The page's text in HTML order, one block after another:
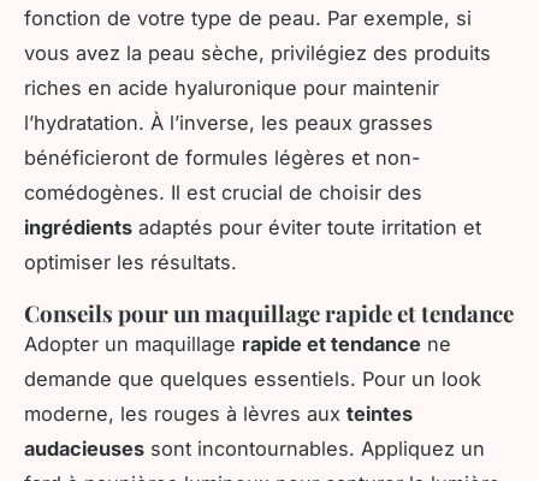
fonction de votre type de peau. Par exemple, si
vous avez la peau sèche, privilégiez des produits
riches en acide hyaluronique pour maintenir
l’hydratation. À l’inverse, les peaux grasses
bénéficieront de formules légères et non-
comédogènes. Il est crucial de choisir des
ingrédients adaptés pour éviter toute irritation et
optimiser les résultats.
Conseils pour un maquillage rapide et tendance
Adopter un maquillage rapide et tendance ne
demande que quelques essentiels. Pour un look
moderne, les rouges à lèvres aux teintes
audacieuses sont incontournables. Appliquez un